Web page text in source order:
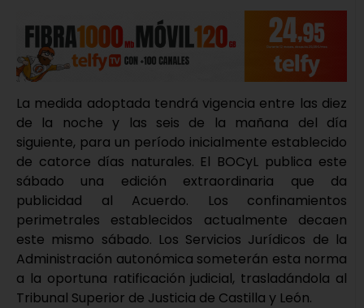
La medida adoptada tendrá vigencia entre las diez
de la noche y las seis de la mañana del día
siguiente, para un período inicialmente establecido
de catorce días naturales. El BOCyL publica este
sábado una edición extraordinaria que da
publicidad al Acuerdo. Los confinamientos
perimetrales establecidos actualmente decaen
este mismo sábado. Los Servicios Jurídicos de la
Administración autonómica someterán esta norma
a la oportuna ratificación judicial, trasladándola al
Tribunal Superior de Justicia de Castilla y León.